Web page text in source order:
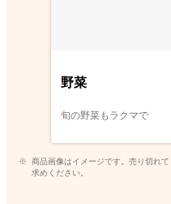
野菜
旬の野菜もラクマで
商品画像はイメージです。売り切れ
求めください。